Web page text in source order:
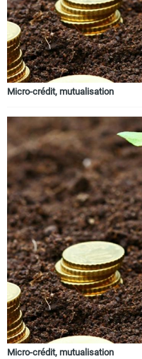
Micro-crédit, mutualisation
Micro-crédit, mutualisation